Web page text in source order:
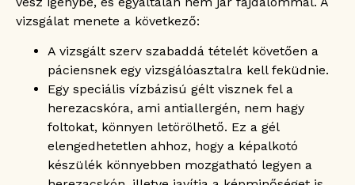
vizsgálat menete a következő:
A vizsgált szerv szabaddá tételét követően a
páciensnek egy vizsgálóasztalra kell feküdnie.
Egy speciális vízbázisú gélt visznek fel a
herezacskóra, ami antiallergén, nem hagy
foltokat, könnyen letörölhető. Ez a gél
elengedhetetlen ahhoz, hogy a képalkotó
készülék könnyebben mozgatható legyen a